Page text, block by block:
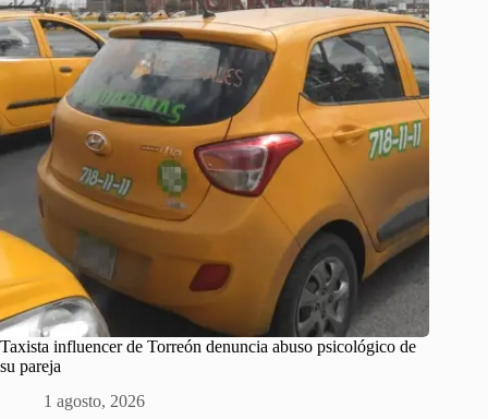
Taxista influencer de Torreón denuncia abuso psicológico de
su pareja
1 agosto, 2026